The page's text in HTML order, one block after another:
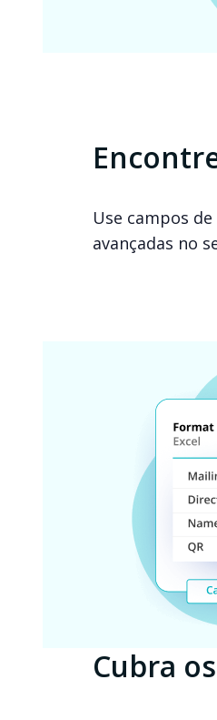
Use campos
avançadas no
Cubra